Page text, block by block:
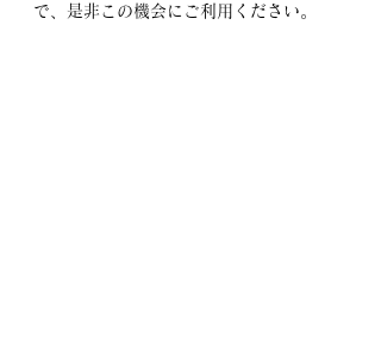
で、是非この機会にご利用ください。